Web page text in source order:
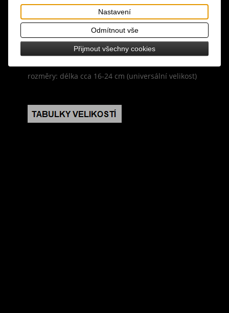
design: sada 4 navzájem sladěných náramků, lze
nosit najednou nebo samostatně, náramky mají
zapínání na středový posuvný uzel, kterým můžete
náramek povolit nebo utáhnout, korálkové
náramky jsou pružné
rozměry: délka cca 16-24 cm (universální velikost)
Nastavení
Odmítnout vše
Přijmout všechny cookies